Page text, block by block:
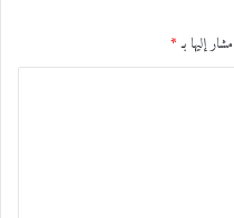
إليها بـ*